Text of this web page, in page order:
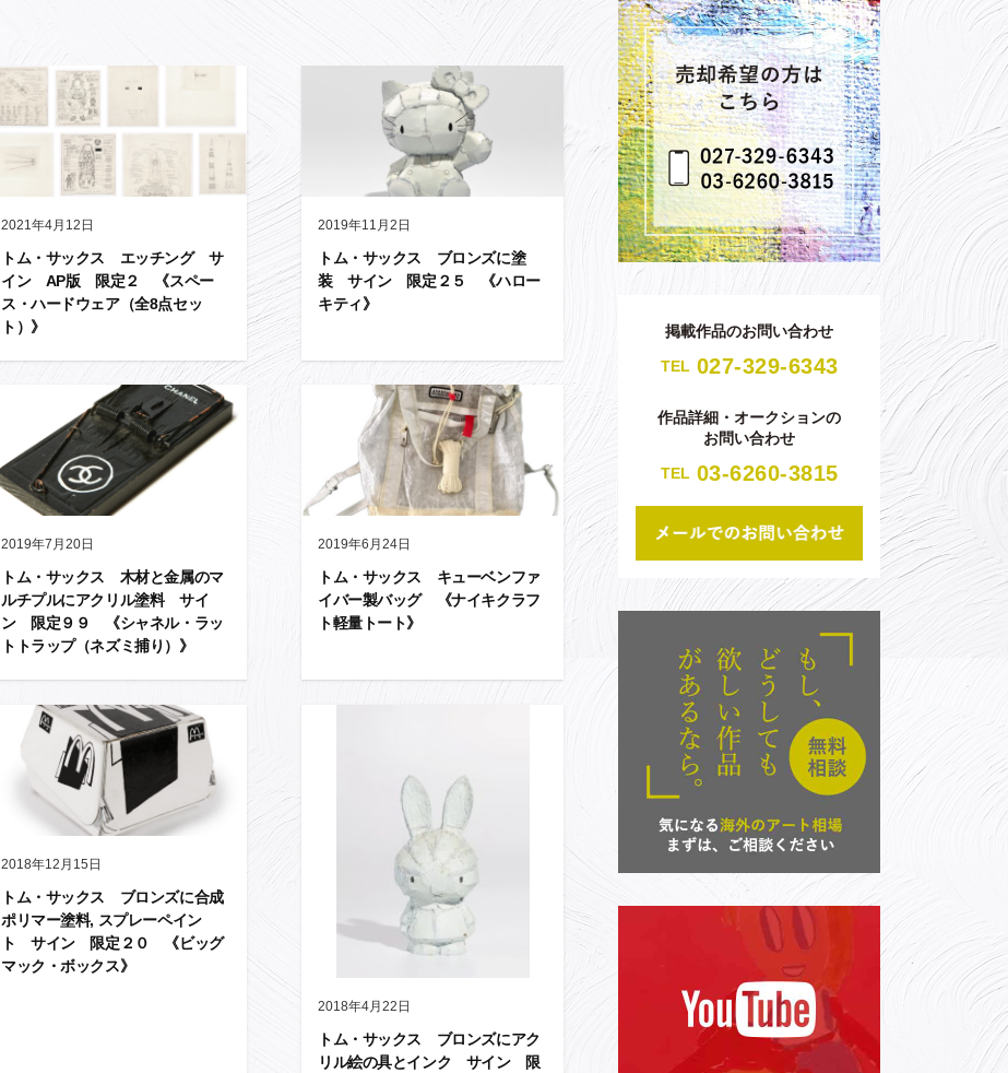
2021年4月12日
トム・サックス エッチング サ
イン AP版 限定２ 《スペー
ス・ハードウェア（全8点セッ
ト）》
2019年11月2日
トム・サックス ブロンズに塗
装 サイン 限定２５ 《ハロー
キティ》
2019年7月20日
トム・サックス 木材と金属のマ
ルチプルにアクリル塗料 サイ
ン 限定９９ 《シャネル・ラッ
トトラップ（ネズミ捕り）》
2019年6月24日
トム・サックス キューベンファ
イバー製バッグ 《ナイキクラフ
ト軽量トート》
2018年12月15日
トム・サックス ブロンズに合成
ポリマー塗料, スプレーペイン
ト サイン 限定２０ 《ビッグ
マック・ボックス》
2018年4月22日
トム・サックス ブロンズにアク
リル絵の具とインク サイン 限
掲載作品のお問い合わせ
TEL 027-329-6343
作品詳細・オークションの
お問い合わせ
TEL 03-6260-3815